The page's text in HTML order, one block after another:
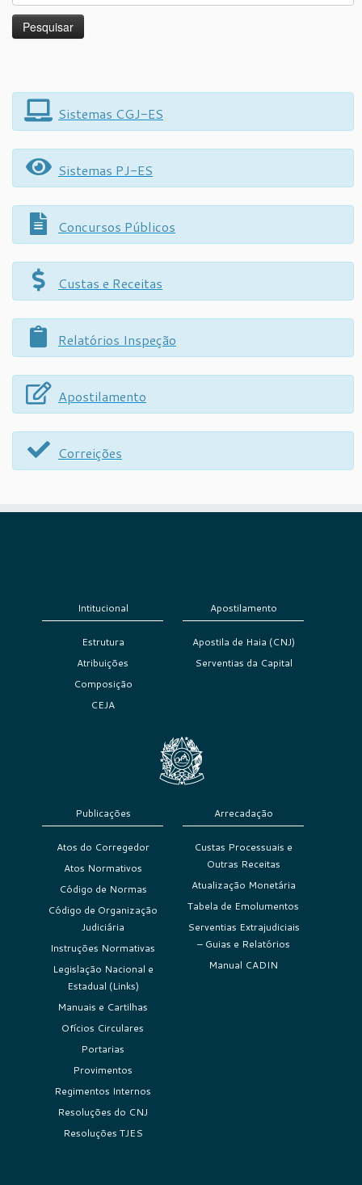
Sistemas CGJ-ES
Sistemas PJ-ES
Concursos Públicos
Custas e Receitas
Relatórios Inspeção
Apostilamento
Correições
Intitucional
Estrutura
Atribuições
Composição
CEJA
Apostilamento
Apostila de Haia (CNJ)
Serventias da Capital
Publicações
Atos do Corregedor
Atos Normativos
Código de Normas
Código de Organização
Judiciária
Instruções Normativas
Legislação Nacional e
Estadual (Links)
Manuais e Cartilhas
Ofícios Circulares
Portarias
Provimentos
Regimentos Internos
Resoluções do CNJ
Resoluções TJES
Arrecadação
Custas Processuais e
Outras Receitas
Atualização Monetária
Tabela de Emolumentos
Serventias Extrajudiciais
– Guias e Relatórios
Manual CADIN